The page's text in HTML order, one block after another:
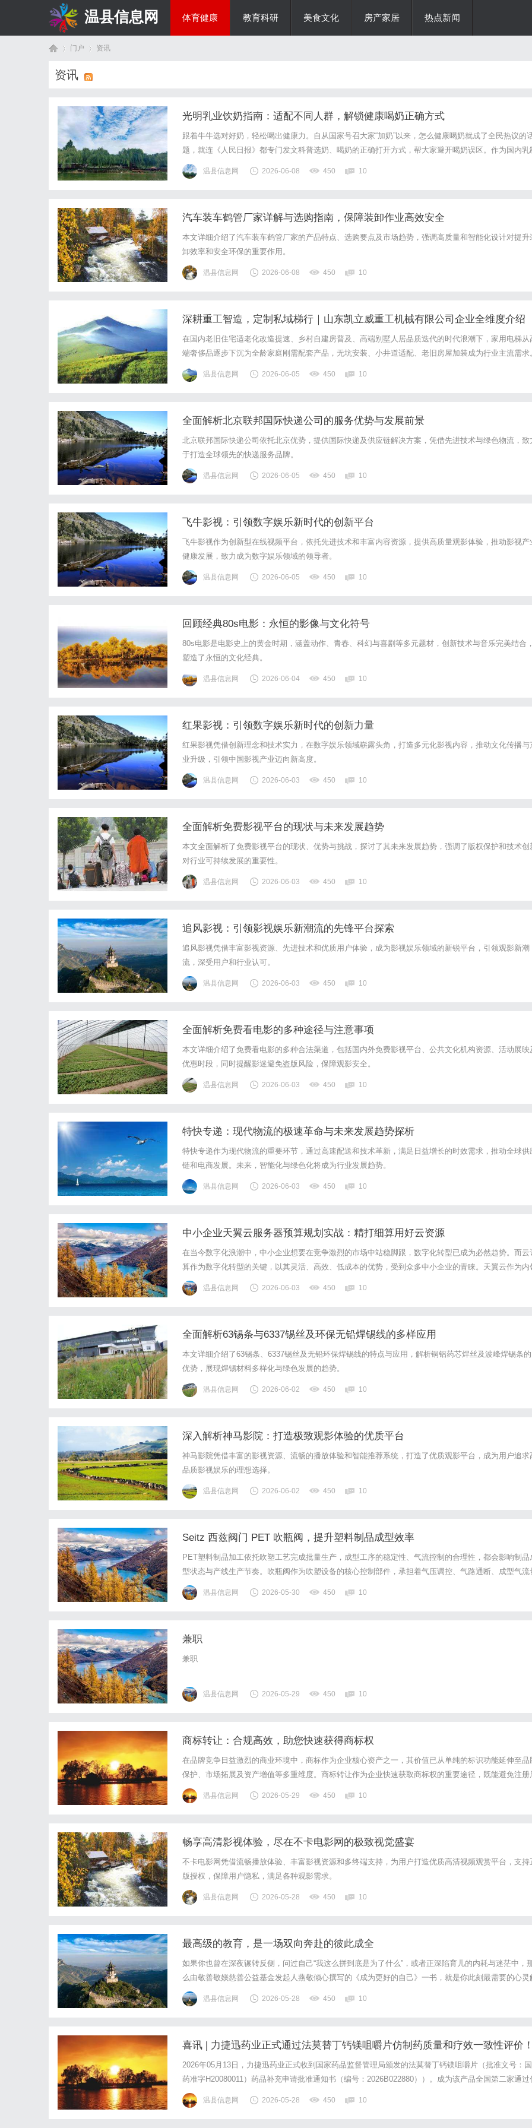
温县信息网 体育健康 教育科研 美食文化 房产家居 热点新闻
门户 资讯
资讯
光明乳业饮奶指南：适配不同人群，解锁健康喝奶正确方式
跟着牛牛选对好奶，轻松喝出健康力。自从国家号召大家“加奶”以来，怎么健康喝奶就成了全民热议的
题，就连《人民日报》都专门发文科普选奶、喝奶的正确打开方式，帮大家避开喝奶误区。作为国内乳
品行业领军企业，光明乳业积极响应号召，结合自身产品矩阵与营养研究成果，推出一份系统、实用的
学饮奶指南。从优质纯牛奶到酸奶替代方案，再到加热锁营养的技巧，光明乳业以三款明星产...
温县信息网 2026-06-08 450 10
汽车装车鹤管厂家详解与选购指南，保障装卸作业高效安全
本文详细介绍了汽车装车鹤管厂家的产品特点、选购要点及市场趋势，强调高质量和智能化设计对提升
卸效率和安全环保的重要作用。
温县信息网 2026-06-08 450 10
深耕重工智造，定制私域梯行｜山东凯立威重工机械有限公司企业全维度介绍
在国内老旧住宅适老化改造提速、乡村自建房普及、高端别墅人居品质迭代的时代浪潮下，家用电梯从
端奢侈品逐步下沉为全龄家庭刚需配套产品，无坑安装、小井道适配、老旧房屋加装成为行业主流需求
依托济南深厚的重工机械制造产业底蕴，山东凯立威重工机械有限公司（简称：凯立威重工）立足济南
阳，凭借十余年液压升降机械技术积淀，自2022年品牌落地深耕家用电梯赛道，以“匠心品...
温县信息网 2026-06-05 450 10
全面解析北京联邦国际快递公司的服务优势与发展前景
北京联邦国际快递公司依托北京优势，提供国际快递及供应链解决方案，凭借先进技术与绿色物流，致
于打造全球领先的快递服务品牌。
温县信息网 2026-06-05 450 10
飞牛影视：引领数字娱乐新时代的创新平台
飞牛影视作为创新型在线视频平台，依托先进技术和丰富内容资源，提供高质量观影体验，推动影视产
健康发展，致力成为数字娱乐领域的领导者。
温县信息网 2026-06-05 450 10
回顾经典80s电影：永恒的影像与文化符号
80s电影是电影史上的黄金时期，涵盖动作、青春、科幻与喜剧等多元题材，创新技术与音乐完美结合，
塑造了永恒的文化经典。
温县信息网 2026-06-04 450 10
红果影视：引领数字娱乐新时代的创新力量
红果影视凭借创新理念和技术实力，在数字娱乐领域崭露头角，打造多元化影视内容，推动文化传播与
业升级，引领中国影视产业迈向新高度。
温县信息网 2026-06-03 450 10
全面解析免费影视平台的现状与未来发展趋势
本文全面解析了免费影视平台的现状、优势与挑战，探讨了其未来发展趋势，强调了版权保护和技术创
对行业可持续发展的重要性。
温县信息网 2026-06-03 450 10
追风影视：引领影视娱乐新潮流的先锋平台探索
追风影视凭借丰富影视资源、先进技术和优质用户体验，成为影视娱乐领域的新锐平台，引领观影新潮
流，深受用户和行业认可。
温县信息网 2026-06-03 450 10
全面解析免费看电影的多种途径与注意事项
本文详细介绍了免费看电影的多种合法渠道，包括国内外免费影视平台、公共文化机构资源、活动展映
优惠时段，同时提醒影迷避免盗版风险，保障观影安全。
温县信息网 2026-06-03 450 10
特快专递：现代物流的极速革命与未来发展趋势探析
特快专递作为现代物流的重要环节，通过高速配送和技术革新，满足日益增长的时效需求，推动全球供
链和电商发展。未来，智能化与绿色化将成为行业发展趋势。
温县信息网 2026-06-03 450 10
中小企业天翼云服务器预算规划实战：精打细算用好云资源
在当今数字化浪潮中，中小企业想要在竞争激烈的市场中站稳脚跟，数字化转型已成为必然趋势。而云
算作为数字化转型的关键，以其灵活、高效、低成本的优势，受到众多中小企业的青睐。天翼云作为内
先的云服务提供商，凭借云网融合、可信、专享定制等特点，为中小企业提供了丰富的云服务产品。然
而，对于预算相对有限的中小企业来说，如何做好天翼云服务器的预算规划，在满足业务需求的同...
温县信息网 2026-06-03 450 10
全面解析63锡条与6337锡丝及环保无铅焊锡线的多样应用
本文详细介绍了63锡条、6337锡丝及无铅环保焊锡线的特点与应用，解析铜铝药芯焊丝及波峰焊锡条的
优势，展现焊锡材料多样化与绿色发展的趋势。
温县信息网 2026-06-02 450 10
深入解析神马影院：打造极致观影体验的优质平台
神马影院凭借丰富的影视资源、流畅的播放体验和智能推荐系统，打造了优质观影平台，成为用户追求
品质影视娱乐的理想选择。
温县信息网 2026-06-02 450 10
Seitz 西兹阀门 PET 吹瓶阀，提升塑料制品成型效率
PET塑料制品加工依托吹塑工艺完成批量生产，成型工序的稳定性、气流控制的合理性，都会影响制品
型状态与产线生产节奏。吹瓶阀作为吹塑设备的核心控制部件，承担着气压调控、气路通断、成型气流
换的关键作用，是保障制品成型质量、维持产线正常运转的核心配件。Seitz西兹阀门六十余载深耕高压
气动阀控领域，贴合PET吹塑行业生产工况迭代优化产品，打造适配塑料成型工艺的专...
温县信息网 2026-05-30 450 10
兼职
兼职
温县信息网 2026-05-29 450 10
商标转让：合规高效，助您快速获得商标权
在品牌竞争日益激烈的商业环境中，商标作为企业核心资产之一，其价值已从单纯的标识功能延伸至品
保护、市场拓展及资产增值等多重维度。商标转让作为企业快速获取商标权的重要途径，既能避免注册
期长、驳回风险高的痛点，又能通过合规交易实现品牌资产的优化配置。然而，商标转让涉及法律、商
业、税务等多领域交叉问题，稍有不慎便可能引发权属纠纷或法律风险。一、商标转让的核心流程...
温县信息网 2026-05-29 450 10
畅享高清影视体验，尽在不卡电影网的极致视觉盛宴
不卡电影网凭借流畅播放体验、丰富影视资源和多终端支持，为用户打造优质高清视频观赏平台，支持
版授权，保障用户隐私，满足各种观影需求。
温县信息网 2026-05-28 450 10
最高级的教育，是一场双向奔赴的彼此成全
如果你也曾在深夜辗转反侧，问过自己“我这么拼到底是为了什么”，或者正深陷育儿的内耗与迷茫中，
么由敬善敬媄慈善公益基金发起人燕敬倾心撰写的《成为更好的自己》一书，就是你此刻最需要的心灵
药。最高级的家庭教育，从来不是拼命“鸡娃”，而是妈妈的自我成全。拒绝空洞鸡汤：拿来就能用的教育
宝典很多妈妈看了无数育儿文章，一到现实却依然抓狂。深知这一点的燕敬，在书中并没有...
温县信息网 2026-05-28 450 10
喜讯 | 力捷迅药业正式通过法莫替丁钙镁咀嚼片仿制药质量和疗效一致性评价！
2026年05月13日，力捷迅药业正式收到国家药品监督管理局颁发的法莫替丁钙镁咀嚼片（批准文号：国
药准字H20080011）药品补充申请批准通知书（编号：2026B022880））。成为该产品全国第二家通过
制药一致性评价的企业。法莫替丁钙镁咀嚼片适用于缓解成人及12岁以上儿童由于胃酸过多引起的胃灼
（烧心）、反酸、胃疼、胃部不适等症状，属非处方药。此次本品...
温县信息网 2026-05-28 450 10